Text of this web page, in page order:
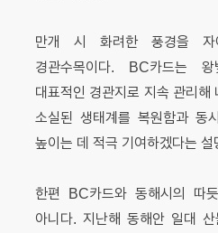
만개 시 화려한 풍경을 자
경관수목이다. BC카드는
대표적인 경관지로 지속 관리해
소실된 생태계를 복원함과 동
높이는 데 적극 기여하겠다는 설
한편 BC카드와 동해시의 따
아니다. 지난해 동해안 일대